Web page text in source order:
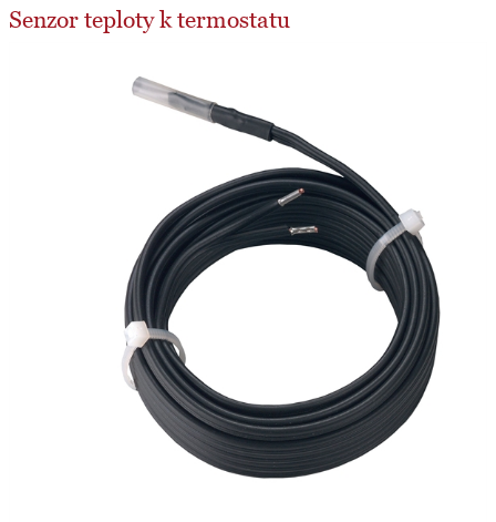
Senzor teploty k termostatu